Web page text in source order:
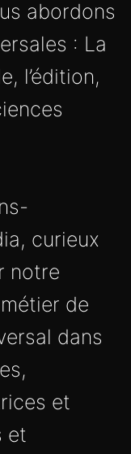
abordons
: La
l’édition,
curieux
notre
de
dans
et
et